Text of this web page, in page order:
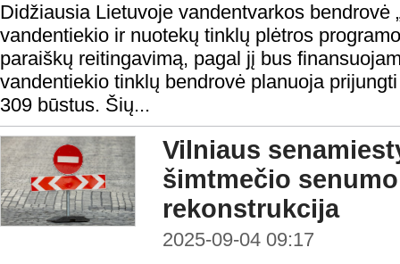
Didžiausia Lietuvoje vandentvarkos bendrovė
vandentiekio ir nuotekų tinklų plėtros
paraiškų reitingavimą, pagal jį bus
vandentiekio tinklų bendrovė planuoja
309 būstus. Šių...
Vilniaus
šimtmečio
rekonstrukcija
2025-09-04 09:17